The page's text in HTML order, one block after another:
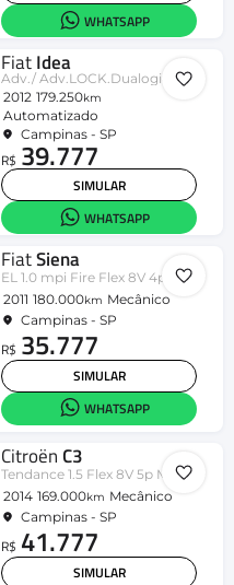
WHATSAPP
FiatIdea
Adv./ Adv.LOCK.Dualogic 1.8 Flex 5p
2012 179.250km
Automatizado
Campinas - SP
R$ 39.777
SIMULAR
WHATSAPP
FiatSiena
EL 1.0 mpi Fire Flex 8V 4p
2011 180.000km Mecânico
Campinas - SP
R$ 35.777
SIMULAR
WHATSAPP
Citroën C3
Tendance 1.5 Flex 8V 5p Mec.
2014 169.000km Mecânico
Campinas - SP
R$ 41.777
SIMULAR